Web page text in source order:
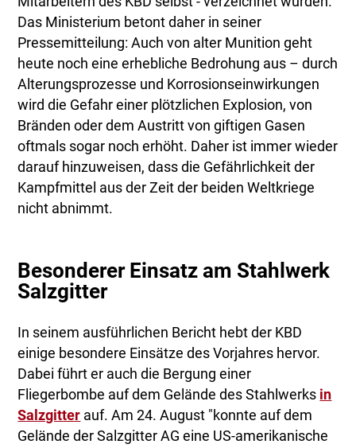
Das Ministerium betont daher in seiner
Pressemitteilung: Auch von alter Munition geht
heute noch eine erhebliche Bedrohung aus – durch
Alterungsprozesse und Korrosionseinwirkungen
wird die Gefahr einer plötzlichen Explosion, von
Bränden oder dem Austritt von giftigen Gasen
oftmals sogar noch erhöht. Daher ist immer wieder
darauf hinzuweisen, dass die Gefährlichkeit der
Kampfmittel aus der Zeit der beiden Weltkriege
nicht abnimmt.
Besonderer Einsatz am Stahlwerk
Salzgitter
In seinem ausführlichen Bericht hebt der KBD
einige besondere Einsätze des Vorjahres hervor.
Dabei führt er auch die Bergung einer
Fliegerbombe auf dem Gelände des Stahlwerks in
Salzgitter auf. Am 24. August "konnte auf dem
Gelände der Salzgitter AG eine US-amerikanische